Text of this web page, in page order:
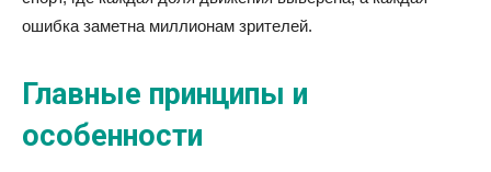
ошибка заметна миллионам зрителей.
Главные принципы и
особенности